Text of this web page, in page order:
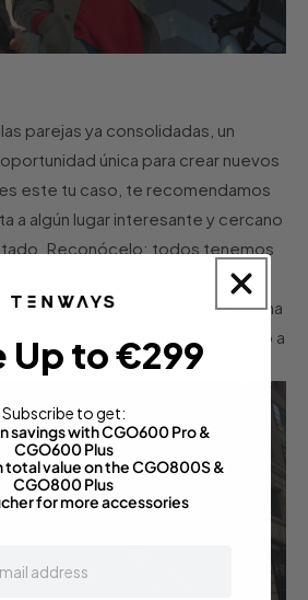
parejas ya consolidadas, un
única para crear nuevos
este tu caso, te recomendamos
a algún lugar interesante y cercano
Reconócelo: todos tenemos
vuelta de la esquina y que todavía
es debido. ¿No te parece una
el entorno que te rodea junto a
Up to €299
Subscribe to get:
savings with CGO600 Pro &
CGO600 Plus
total value on the CGO800S &
CGO800 Plus
for more accessories